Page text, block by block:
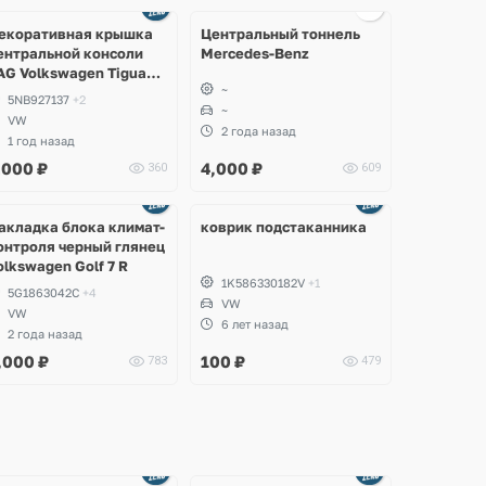
крышка
консоли
Volkswagen Tiguan,
Taos, Seat
5NB927137 +2
VW
1 год назад
₽ 360
Центральный тоннель
Mercedes-Benz
~
~
2 года назад
4,000 ₽ 609
блока климат-
черный глянец
Golf 7 R
5G1863042C +4
VW
2 года назад
₽ 783
коврик подстаканника
1K586330182V +1
VW
6 лет назад
100 ₽ 479